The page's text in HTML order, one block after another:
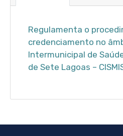
Regulamenta o
credenciamento no
Intermunicipal de
de Sete Lagoas –